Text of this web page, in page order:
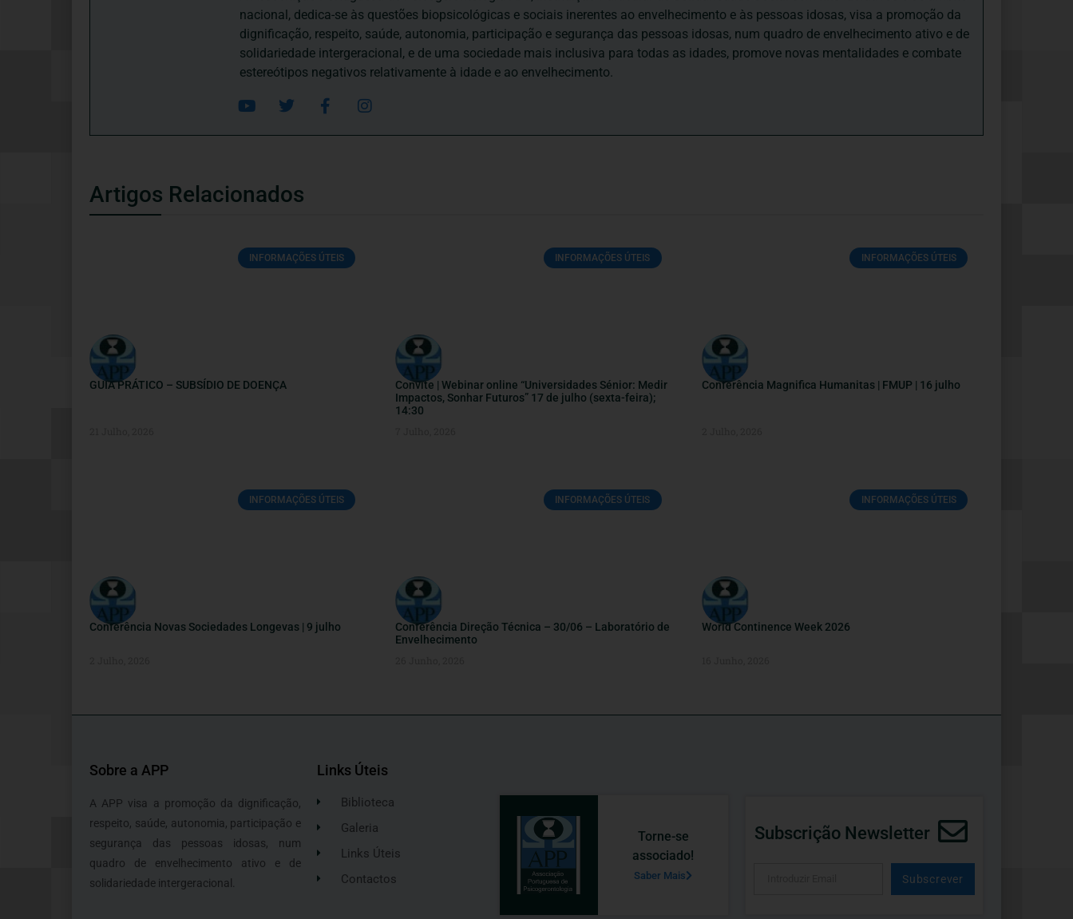
nacional, dedica-se às questões biopsicológicas e sociais inerentes ao envelhecimento e às pessoas idosas, visa a promoção da
dignificação, respeito, saúde, autonomia, participação e segurança das pessoas idosas, num quadro de envelhecimento ativo e de
solidariedade intergeracional, e de uma sociedade mais inclusiva para todas as idades, promove novas mentalidades e combate
estereótipos negativos relativamente à idade e ao envelhecimento.
Artigos Relacionados
INFORMAÇÕES ÚTEIS
GUIA PRÁTICO – SUBSÍDIO DE DOENÇA
INFORMAÇÕES ÚTEIS
Convite | Webinar online “Universidades Sénior: Medir
Impactos, Sonhar Futuros” 17 de julho (sexta-feira);
14:30
INFORMAÇÕES ÚTEIS
Conferência Magnifica Humanitas | FMUP | 16 julho
INFORMAÇÕES ÚTEIS
Conferência Novas Sociedades Longevas | 9 julho
INFORMAÇÕES ÚTEIS
Conferência Direção Técnica – 30/06 – Laboratório de
Envelhecimento
INFORMAÇÕES ÚTEIS
World Continence Week 2026
Sobre a APP
A APP visa a promoção da dignificação,
respeito, saúde, autonomia, participação e
segurança das pessoas idosas, num
quadro de envelhecimento ativo e de
solidariedade intergeracional.
Links Úteis
Biblioteca
Galeria
Links Úteis
Contactos
Torne-se
associado!
Saber Mais
Subscrição Newsletter
Subscrever